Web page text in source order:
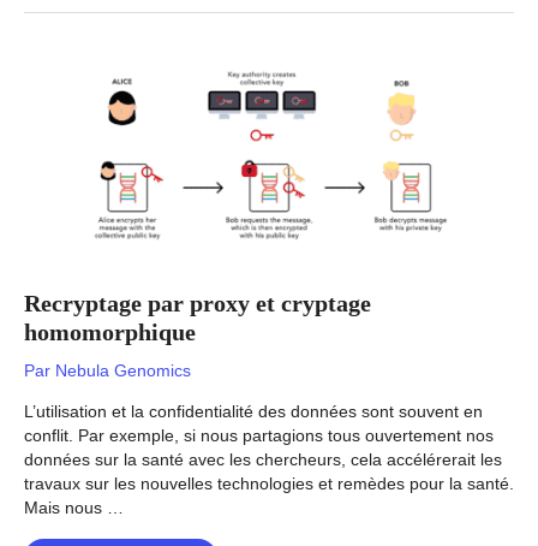
conversations:
choisi
Nebula?
Recryptage par proxy et cryptage
homomorphique
Par Nebula Genomics
L’utilisation et la confidentialité des données sont souvent en
conflit. Par exemple, si nous partagions tous ouvertement nos
données sur la santé avec les chercheurs, cela accélérerait les
travaux sur les nouvelles technologies et remèdes pour la santé.
Mais nous …